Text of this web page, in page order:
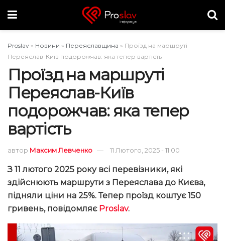
Proslav » Новини » Переяславщина » Проїзд на маршруті
Переяслав-Київ подорожчав: яка тепер вартість
Проїзд на маршруті
Переяслав-Київ
подорожчав: яка тепер
вартість
автор Максим Левченко 11 Лютого, 2025 - 11:00
З 11 лютого 2025 року всі перевізники, які
здійснюють маршрути з Переяслава до Києва,
підняли ціни на 25%. Тепер проїзд коштує 150
гривень, повідомляєProslav.